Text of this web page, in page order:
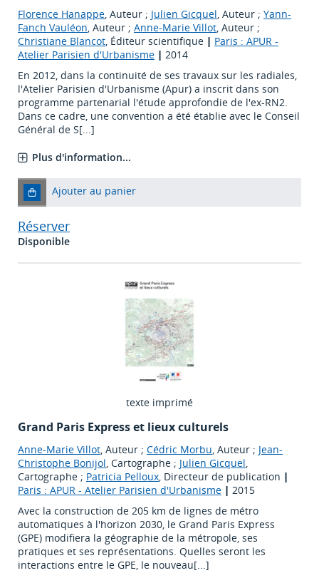
Florence Hanappe, Auteur ; Julien Gicquel, Auteur ; Yann-
Fanch Vauléon, Auteur ; Anne-Marie Villot, Auteur ;
Christiane Blancot, Éditeur scientifique | Paris : APUR -
Atelier Parisien d'Urbanisme | 2014
En 2012, dans la continuité de ses travaux sur les radiales,
l'Atelier Parisien d'Urbanisme (Apur) a inscrit dans son
programme partenarial l'étude approfondie de l'ex-RN2.
Dans ce cadre, une convention a été établie avec le Conseil
Général de S[...]
Plus d'information...
Ajouter au panier
Réserver
Disponible
texte imprimé
Grand Paris Express et lieux culturels
Anne-Marie Villot, Auteur ; Cédric Morbu, Auteur ; Jean-
Christophe Bonijol, Cartographe ; Julien Gicquel,
Cartographe ; Patricia Pelloux, Directeur de publication |
Paris : APUR - Atelier Parisien d'Urbanisme | 2015
Avec la construction de 205 km de lignes de métro
automatiques à l'horizon 2030, le Grand Paris Express
(GPE) modifiera la géographie de la métropole, ses
pratiques et ses représentations. Quelles seront les
interactions entre le GPE, le nouveau[...]